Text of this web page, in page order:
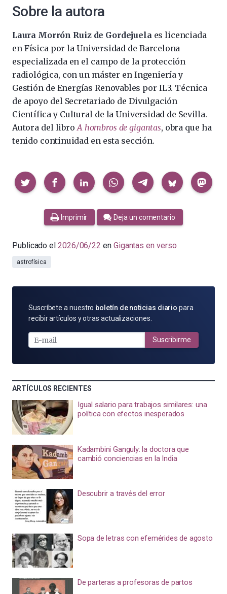
Sobre la autora
Laura Morrón Ruiz de Gordejuelaes licenciada
en Física por la Universidad de Barcelona
especializada en el campo de la protección
radiológica, con un máster en Ingeniería y
Gestión de Energías Renovables por IL3. Técnica
de apoyo del Secretariado de Divulgación
Científica y Cultural de la Universidad de Sevilla.
Autora del libroA hombros de gigantas, obra que ha
tenido continuidad en esta sección.
Compartir
Imprimir Deja un comentario
Publicado el 2026/06/22 en Gigantas en verso
astrofísica
SUSCRÍBETE
POR
MAIL
Suscríbete a nuestro boletín de noticias diario para
recibir artículos y otras actualizaciones.
Suscribirme
ARTÍCULOS RECIENTES
Igual salario para trabajos similares: una
política con efectos inesperados
Kadambini Ganguly: la doctora que
cambió conciencias en la India
Descubrir a través del error
Sopa de letras con efemérides de agosto
De parteras a profesoras de partos